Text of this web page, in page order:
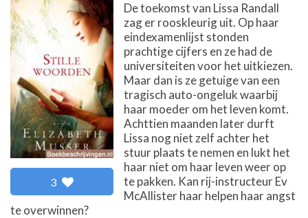
3
De toekomst van Lissa Randall
zag er rooskleurig uit. Op haar
eindexamenlijst stonden
prachtige cijfers en ze had de
universiteiten voor het uitkiezen.
Maar dan is ze getuige van een
tragisch auto-ongeluk waarbij
haar moeder om het leven komt.
Achttien maanden later durft
Lissa nog niet zelf achter het
stuur plaats te nemen en lukt het
haar niet om haar leven weer op
te pakken. Kan rij-instructeur Ev
McAllister haar helpen haar angst
te overwinnen?